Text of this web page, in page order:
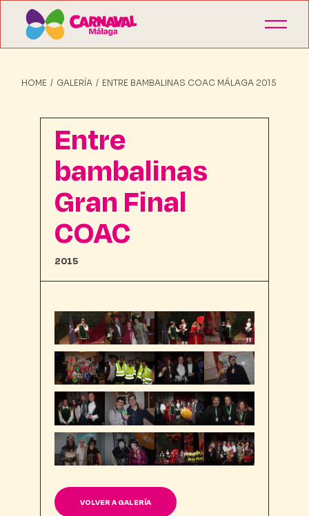
HOME GALERÍA ENTRE BAMBALINAS COAC MÁLAGA 2015
Entre
bambalinas
Gran Final
COAC
2015
VOLVER A GALERÍA